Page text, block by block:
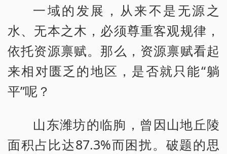
一域的发展，从来不是无源之
水、无本之木，必须尊重客观规律，
依托资源禀赋。那么，资源禀赋看起
来相对匮乏的地区，是否就只能“躺
平”呢？
山东潍坊的临朐，曾因山地丘陵
面积占比达87.3%而困扰。破题的思